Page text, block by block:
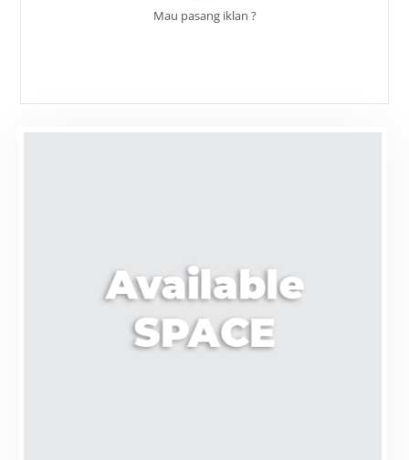
Mau pasang iklan ?